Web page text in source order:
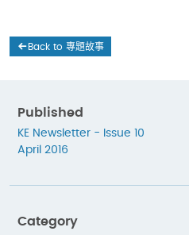
Back to 專題故事
Published
KE Newsletter - Issue 10
April 2016
Category